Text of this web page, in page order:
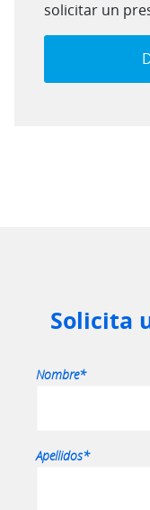
solicitar un
Solicita
Nombre*
Apellidos*